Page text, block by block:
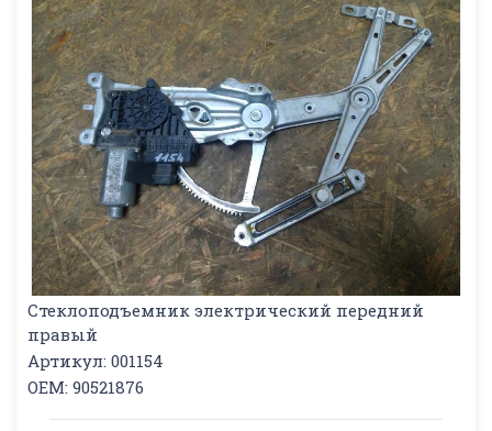
Стеклоподъемник электрический передний
правый
Артикул: 001154
OEM: 90521876